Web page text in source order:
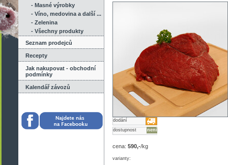
- Masné výrobky
- Víno, medovina a další ...
- Zelenina
- Všechny produkty
Seznam prodejců
Recepty
Jak nakupovat - obchodní
podmínky
Kalendář závozů
dodání
není
dostupnost
cena: 590,-/kg
varianty: